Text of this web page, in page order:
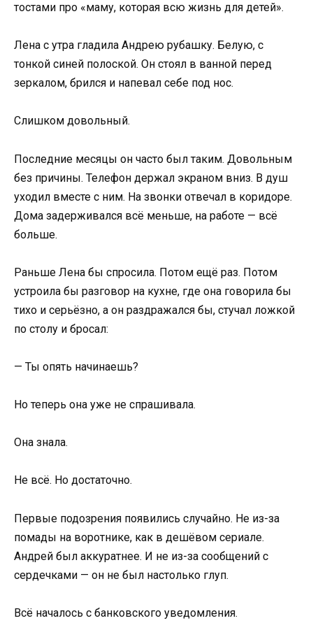
тостами про «маму, которая всю жизнь для детей».
Лена с утра гладила Андрею рубашку. Белую, с
тонкой синей полоской. Он стоял в ванной перед
зеркалом, брился и напевал себе под нос.
Слишком довольный.
Последние месяцы он часто был таким. Довольным
без причины. Телефон держал экраном вниз. В душ
уходил вместе с ним. На звонки отвечал в коридоре.
Дома задерживался всё меньше, на работе — всё
больше.
Раньше Лена бы спросила. Потом ещё раз. Потом
устроила бы разговор на кухне, где она говорила бы
тихо и серьёзно, а он раздражался бы, стучал ложкой
по столу и бросал:
— Ты опять начинаешь?
Но теперь она уже не спрашивала.
Она знала.
Не всё. Но достаточно.
Первые подозрения появились случайно. Не из-за
помады на воротнике, как в дешёвом сериале.
Андрей был аккуратнее. И не из-за сообщений с
сердечками — он не был настолько глуп.
Всё началось с банковского уведомления.